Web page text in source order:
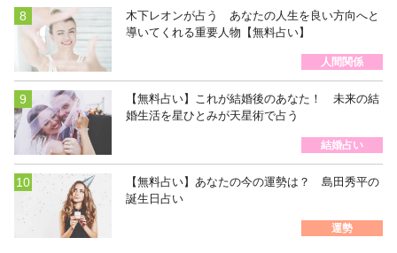
木下レオンが占う あなたの人生を良い方向へと
導いてくれる重要人物【無料占い】
人間関係
【無料占い】これが結婚後のあなた！ 未来の結
婚生活を星ひとみが天星術で占う
結婚占い
【無料占い】あなたの今の運勢は？ 島田秀平の
誕生日占い
運勢